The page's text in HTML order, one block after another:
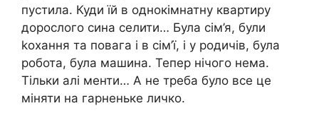
пустила. Куди їй в однокімнатну квартиру
дорослого сина селити… Була сім’я, були
kохання та повага і в сім’ї, і у родичів, була
робота, була машина. Тепер нічого нема.
Тільки алі менти… А не треба було все це
міняти на гарненьке личко.